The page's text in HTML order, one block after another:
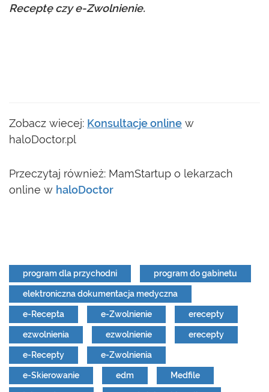
Receptę czy e-Zwolnienie.
Zobacz wiecej: Konsultacje online w
haloDoctor.pl
Przeczytaj również: MamStartup o lekarzach
online w haloDoctor
program dla przychodni program do gabinetu
elektroniczna dokumentacja medyczna
e-Recepta e-Zwolnienie erecepty
ezwolnienia ezwolnienie erecepty
e-Recepty e-Zwolnienia
e-Skierowanie edm Medfile